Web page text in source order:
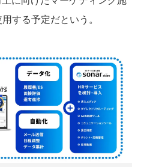
する予定だという。